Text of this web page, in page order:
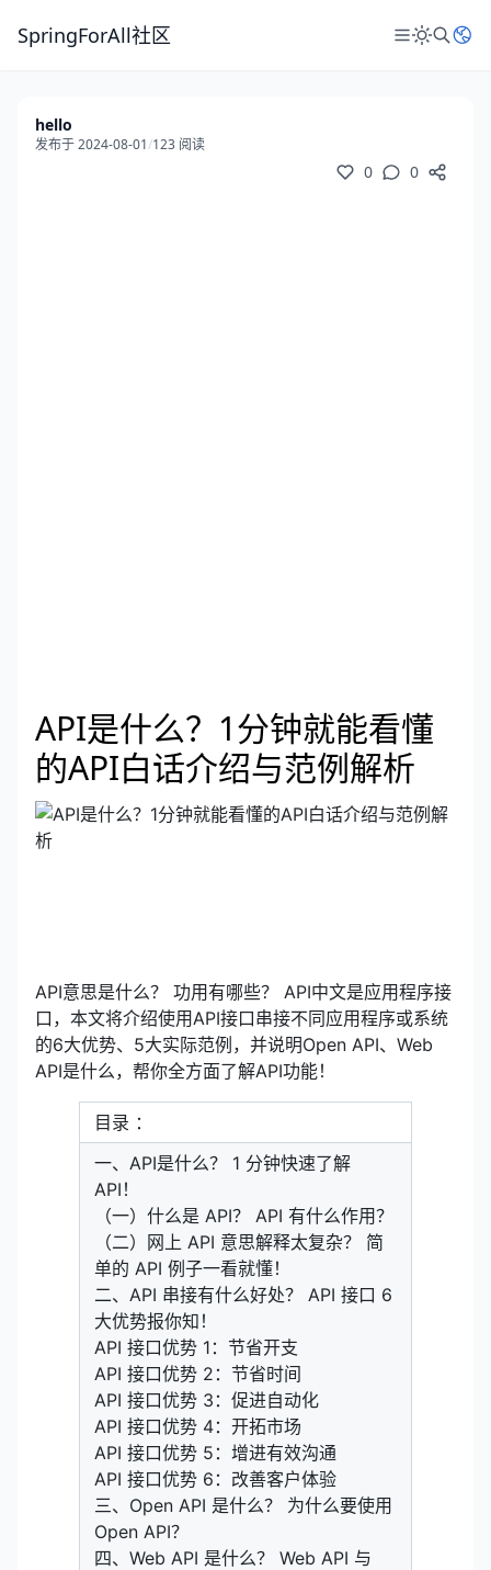
SpringForAll社区
hello
发布于 2024-08-01/123 阅读
0 0
API是什么？1分钟就能看懂
的API白话介绍与范例解析
API意思是什么？ 功用有哪些？ API中文是应用程序接
口，本文将介绍使用API接口串接不同应用程序或系统
的6大优势、5大实际范例，并说明Open API、Web
API是什么，帮你全方面了解API功能！
目录 ：
一、API是什么？ 1 分钟快速了解
API！
（一）什么是 API？ API 有什么作用？
（二）网上 API 意思解释太复杂？ 简
单的 API 例子一看就懂！
二、API 串接有什么好处？ API 接口 6
大优势报你知！
API 接口优势 1：节省开支
API 接口优势 2：节省时间
API 接口优势 3：促进自动化
API 接口优势 4：开拓市场
API 接口优势 5：增进有效沟通
API 接口优势 6：改善客户体验
三、Open API 是什么？ 为什么要使用
Open API？
四、Web API 是什么？ Web API 与